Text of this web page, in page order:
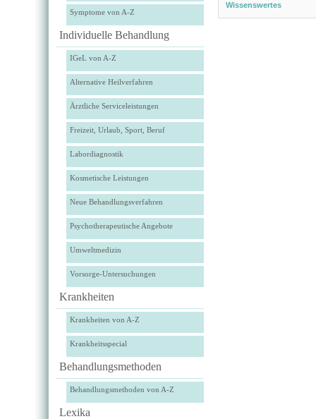
Symptome von A-Z
Individuelle Behandlung
IGeL von A-Z
Alternative Heilverfahren
Ärztliche Serviceleistungen
Freizeit, Urlaub, Sport, Beruf
Labordiagnostik
Kosmetische Leistungen
Neue Behandlungsverfahren
Psychotherapeutische Angebote
Umweltmedizin
Vorsorge-Untersuchungen
Krankheiten
Krankheiten von A-Z
Krankheitsspecial
Behandlungsmethoden
Behandlungsmethoden von A-Z
Lexika
Wissenswertes